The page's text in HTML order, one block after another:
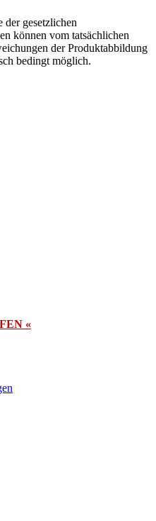
der gesetzlichen
können vom tatsächlichen
der Produktabbildung
bedingt möglich.
«